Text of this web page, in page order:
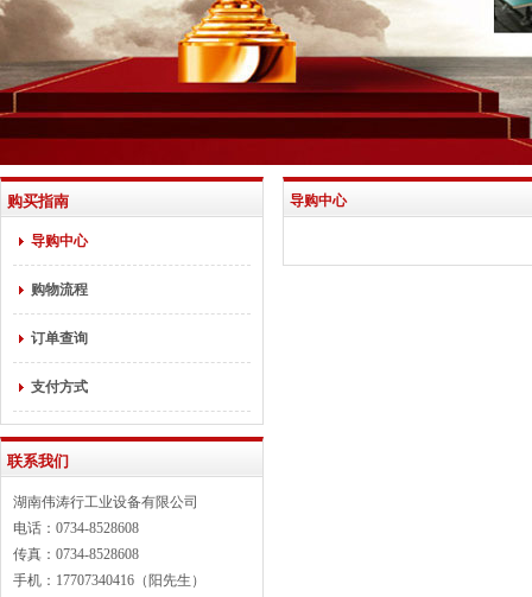
购买指南
导购中心
购物流程
订单查询
支付方式
联系我们
湖南伟涛行工业设备有限公司
电话：0734-8528608
传真：0734-8528608
手机：17707340416（阳先生）
导购中心